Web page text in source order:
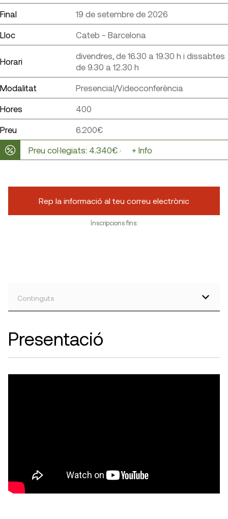
Final 19 de setembre de 2026
Lloc Cateb - Barcelona
Horari
divendres, de 16.30 a 19.30 h i dissabtes
de 9.30 a 12.30 h
Modalitat Presencial/Videoconferència
Hores 400
Preu
6.200€
Preu col·legiats: 4.340€ ·
+ Info
Rep la informació al teu correu electrònic
Inscripcions fins:
Continguts
Presentació